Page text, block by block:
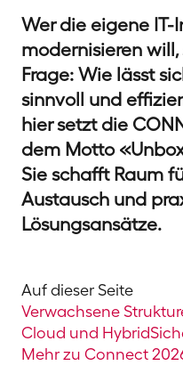
Wer die eigene IT-
modernisieren
Frage: Wie lässt
sinnvoll und
hier setzt die
dem Motto
Sie schafft Raum
Austausch und
Lösungsansätze.
Auf dieser Seite
Verwachsene
Cloud und Hybrid
Mehr zu Connect